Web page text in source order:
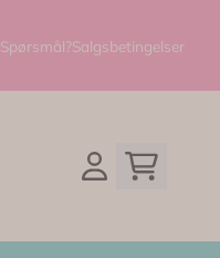
Spørsmål?Salgsbetingelser